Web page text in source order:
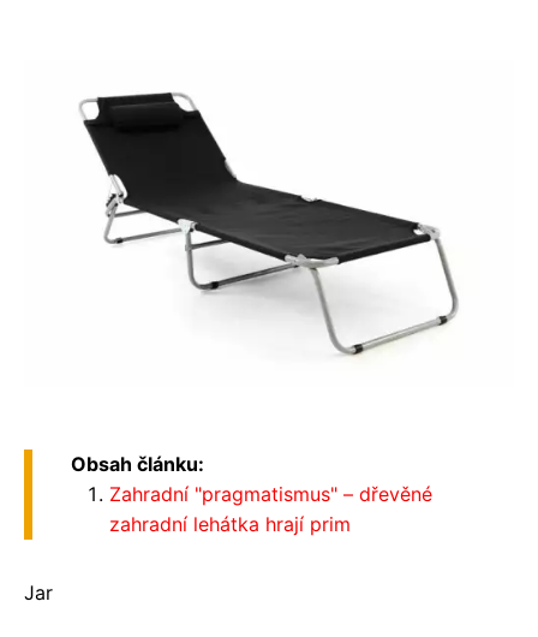
Obsah článku:
Zahradní "pragmatismus" – dřevěné
zahradní lehátka hrají prim
Jar